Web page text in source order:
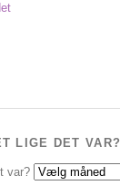
LIGE DET VAR?
var?